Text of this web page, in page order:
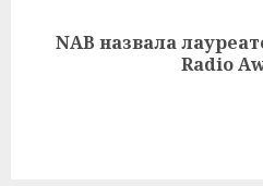
Следующая
NAB назвала
Radio